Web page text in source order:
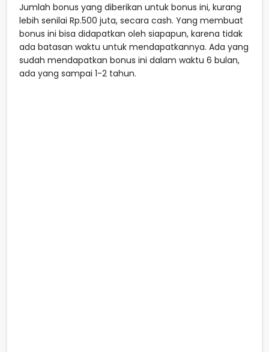
Jumlah bonus yang diberikan untuk bonus ini, kurang
lebih senilai Rp.500 juta, secara cash. Yang membuat
bonus ini bisa didapatkan oleh siapapun, karena tidak
ada batasan waktu untuk mendapatkannya. Ada yang
sudah mendapatkan bonus ini dalam waktu 6 bulan,
ada yang sampai 1-2 tahun.